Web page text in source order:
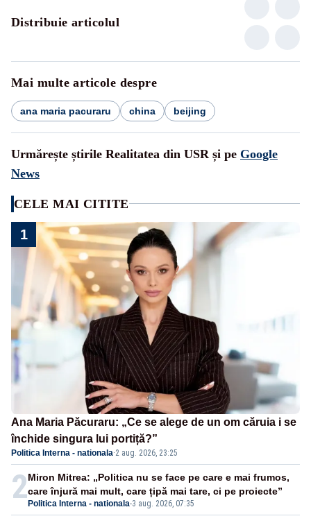
Distribuie articolul
Mai multe articole despre
ana maria pacuraru china beijing
Urmărește știrile Realitatea din USR și pe Google
News
CELE MAI CITITE
1
Ana Maria Păcuraru: „Ce se alege de un om căruia i se
închide singura lui portiță?”
Politica Interna - nationala·2 aug. 2026, 23:25
2 Politica Interna - nationala-3 aug. 2026, 07:35
Miron Mitrea: „Politica nu se face pe care e mai frumos,
care înjură mai mult, care țipă mai tare, ci pe proiecte”